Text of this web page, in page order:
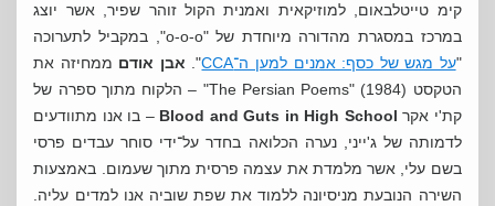
קימ טייטלבאום, למוזיקאית ואמנית הקול זוהר שפיר, אשר יוצג
במרכז במסגרת מהדורה מיוחדת של "o-o-o", במקביל לתערוכה
"על מגש של כסף: אמנים למען ה־CCA ". אבן אודם ממחיזה את
הטקסט The Persian Poems" (1984)" – הלקוח מתוך ספרה של
קת'י אקר Blood and Guts in High School – בו אנו מתוודעים
לדמותה של ג'ייני, נערה הכלואה בחדר על־ידי סוחר עבדים פרסי
בשם עלי, אשר מלמדת את עצמה פרסית מתוך שעמום. באמצעות
השירה הנובעת מניסיונה ללמוד את שפת שוביה אנו למדים עליה.